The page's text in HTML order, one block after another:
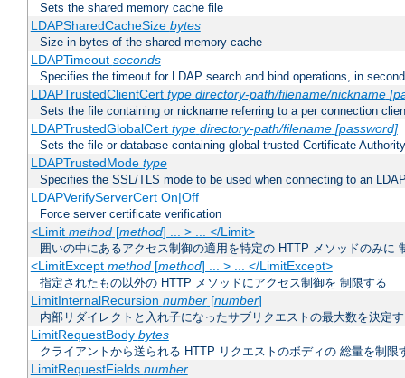
Sets the shared memory cache file
LDAPSharedCacheSize bytes
Size in bytes of the shared-memory cache
LDAPTimeout seconds
Specifies the timeout for LDAP search and bind operations, in
LDAPTrustedClientCert type directory-path/filename/nickname
Sets the file containing or nickname referring to a per connection
LDAPTrustedGlobalCert type directory-path/filename [password]
Sets the file or database containing global trusted Certificate
LDAPTrustedMode type
Specifies the SSL/TLS mode to be used when connecting to an
LDAPVerifyServerCert On|Off
Force server certificate verification
<Limit method[method] ... > ... </Limit>
囲いの中にあるアクセス制御の適用を特定の HTTP メソッドのみに
<LimitExcept method[method] ... > ... </LimitExcept>
指定されたもの以外の HTTP メソッドにアクセス制御を 制限する
LimitInternalRecursion number[number]
内部リダイレクトと入れ子になったサブリクエストの最大数を決定
LimitRequestBody bytes
クライアントから送られる HTTP リクエストのボディの 総量を制限
LimitRequestFields number